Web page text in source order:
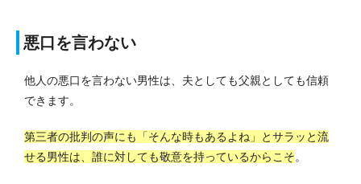
悪口を言わない
他人の悪口を言わない男性は、夫としても父親としても信頼
できます。
第三者の批判の声にも「そんな時もあるよね」とサラッと流
せる男性は、誰に対しても敬意を持っているからこそ。